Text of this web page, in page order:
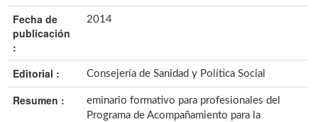
Fecha de
publicación
:
2014
Editorial : Consejería de Sanidad y Política Social
Resumen :
eminario formativo para profesionales del
Programa de Acompañamiento para la